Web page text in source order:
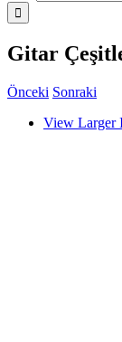
Gitar
Önceki Sonraki
View Larger